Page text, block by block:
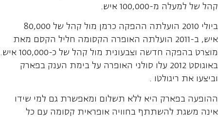
קהל של למעלה מ-100,000 איש.
ביולי 2010 הועלתה ההפקה כרמן מול קהל של 80,000
איש, ב-2011 הועלתה האופרה הקסומה חליל הקסם מאת
מוצרט בהפקה חדשה וצבעונית מול קהל של כ-100,000 איש.
באוגוסט 2012 עלו סולני האופרה על בימת הענק בפארק
וביצעו את ריגולטו .
ההופעה בפארק היא ללא תשלום ומאפשרת גם למי שידו
אינה משגת להשתתף בחוויה אופראית קסומה עם כל